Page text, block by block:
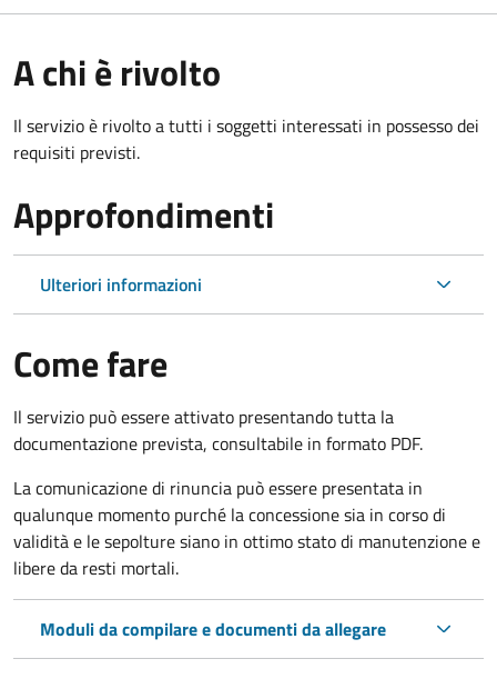
A chi è rivolto
Il servizio è rivolto a tutti i soggetti interessati in possesso dei
requisiti previsti.
Approfondimenti
Ulteriori informazioni
Come fare
Il servizio può essere attivato presentando tutta la
documentazione prevista, consultabile in formato PDF.
La comunicazione di rinuncia può essere presentata in
qualunque momento purché la concessione sia in corso di
validità e le sepolture siano in ottimo stato di manutenzione e
libere da resti mortali.
Moduli da compilare e documenti da allegare